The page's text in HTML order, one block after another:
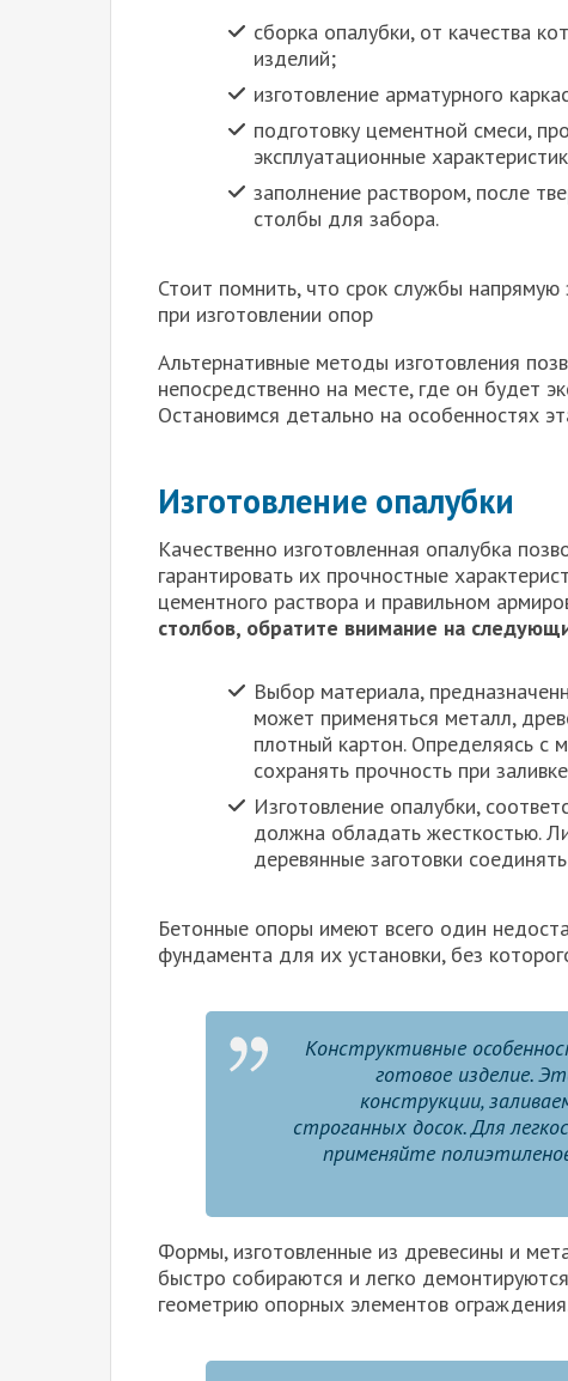
сборка опалубки, от качества
изделий;
изготовление арматурного
подготовку цементной смеси,
эксплуатационные
заполнение раствором, после
столбы для забора.
Стоит помнить, что срок службы напрямую
при изготовлении опор
Альтернативные методы изготовления
непосредственно на месте, где он будет
Остановимся детально на особенностях
Изготовление опалубки
Качественно изготовленная опалубка
гарантировать их прочностные
цементного раствора и правильном
столбов, обратите внимание на
Выбор материала,
может применяться металл,
плотный картон. Определяясь с
сохранять прочность при
Изготовление опалубки,
должна обладать жесткостью.
деревянные заготовки
Бетонные опоры имеют всего один
фундамента для их установки, без
Конструктивные
готовое изделие.
конструкции,
строганных досок. Для
применяйте
Формы, изготовленные из древесины и
быстро собираются и легко
геометрию опорных элементов